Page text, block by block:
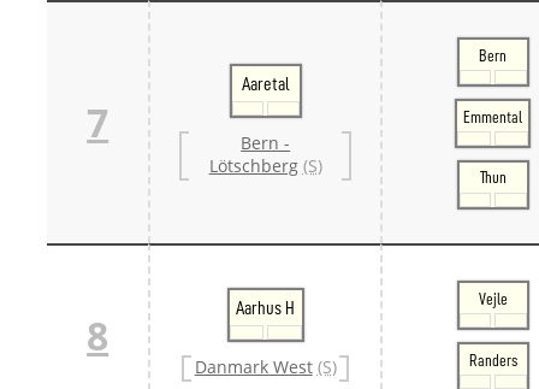
7
Aaretal
Bern -
Lötschberg (S)
Bern
Emmental
Thun
8
Aarhus H
Danmark West (S)
Vejle
Randers